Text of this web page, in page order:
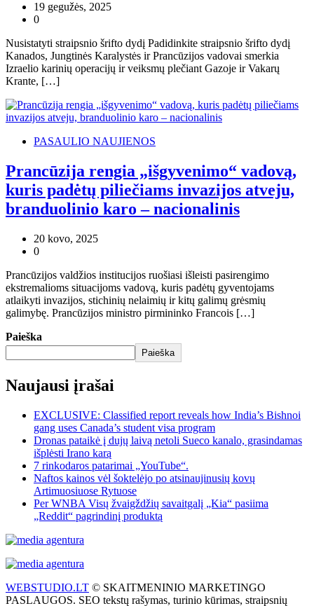
19 gegužės, 2025
0
Nusistatyti straipsnio šrifto dydį Padidinkite straipsnio šrifto dydį
Kanados, Jungtinės Karalystės ir Prancūzijos vadovai smerkia
Izraelio karinių operacijų ir veiksmų plečiant Gazoje ir Vakarų
Krante, […]
PASAULIO NAUJIENOS
Prancūzija rengia „išgyvenimo“ vadovą,
kuris padėtų piliečiams invazijos atveju,
branduolinio karo – nacionalinis
20 kovo, 2025
0
Prancūzijos valdžios institucijos ruošiasi išleisti pasirengimo
ekstremalioms situacijoms vadovą, kuris padėtų gyventojams
atlaikyti invazijos, stichinių nelaimių ir kitų galimų grėsmių
galimybę. Prancūzijos ministro pirmininko Francois […]
Paieška
Paieška
Naujausi įrašai
EXCLUSIVE: Classified report reveals how India’s Bishnoi
gang uses Canada’s student visa program
Dronas pataikė į dujų laivą netoli Sueco kanalo, grasindamas
išplėsti Irano karą
7 rinkodaros patarimai „YouTube“.
Naftos kainos vėl šoktelėjo po atsinaujinusių kovų
Artimuosiuose Rytuose
Per WNBA Visų žvaigždžių savaitgalį „Kia“ pasiima
„Reddit“ pagrindinį produktą
WEBSTUDIO.LT © SKAITMENINIO MARKETINGO
PASLAUGOS. SEO tekstų rašymas, turinio kūrimas, straipsnių